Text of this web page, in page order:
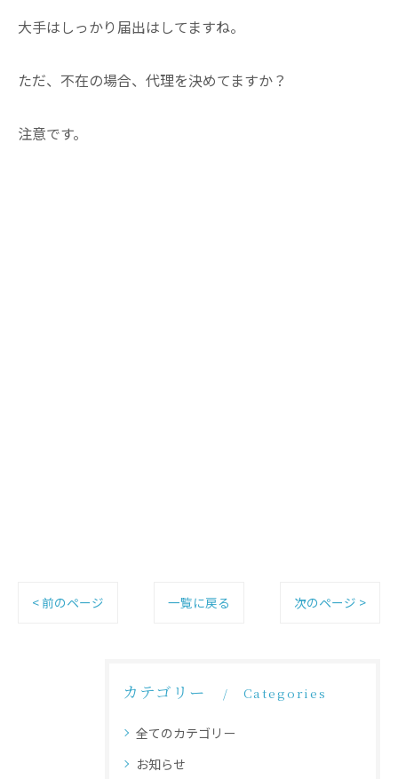
大手はしっかり届出はしてますね。
ただ、不在の場合、代理を決めてますか？
注意です。
< 前のページ 一覧に戻る 次のページ >
カテゴリー Categories
全てのカテゴリー
お知らせ